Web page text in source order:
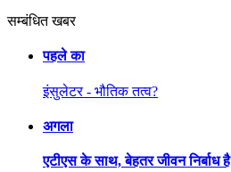
सम्बंधित खबर
पहले का
इंसुलेटर - भौतिक तत्व?
अगला
एटीएस के साथ, बेहतर जीवन निर्बाध है